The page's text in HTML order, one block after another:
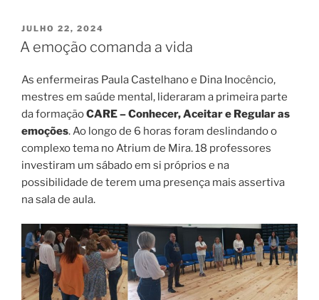
PUBLICADO
EM
JULHO 22, 2024
A emoção comanda a vida
As enfermeiras Paula Castelhano e Dina Inocêncio,
mestres em saúde mental, lideraram a primeira parte
da formaçãoCARE – Conhecer, Aceitar e Regular as
emoções. Ao longo de 6 horas foram deslindando o
complexo tema no Atrium de Mira. 18 professores
investiram um sábado em si próprios e na
possibilidade de terem uma presença mais assertiva
na sala de aula.